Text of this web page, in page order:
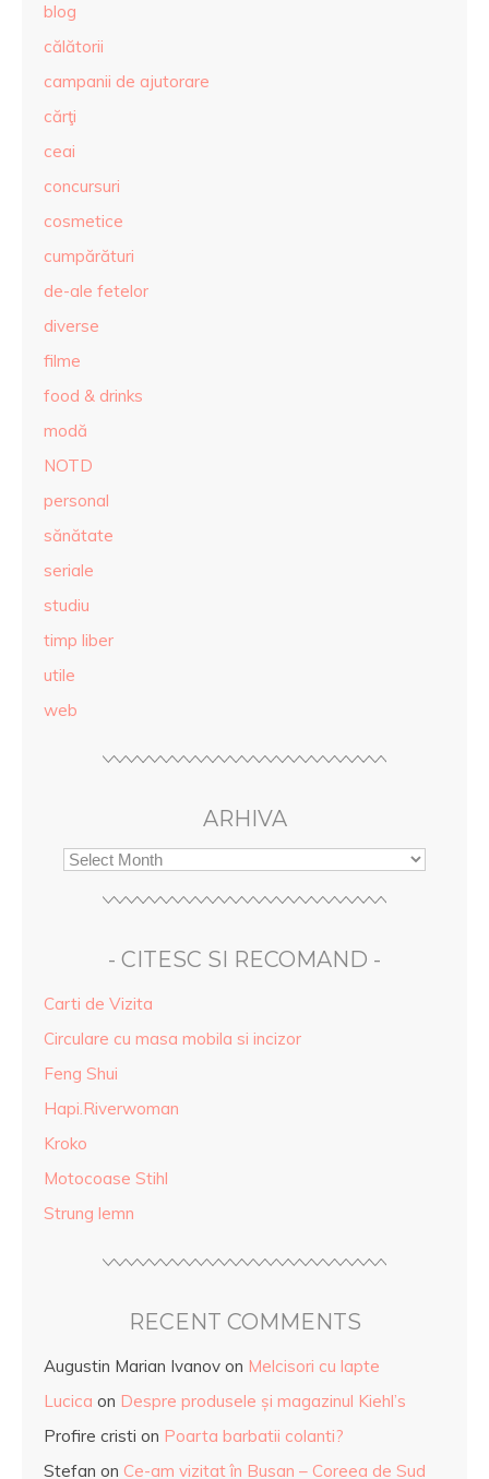
blog
călătorii
campanii de ajutorare
cărţi
ceai
concursuri
cosmetice
cumpărături
de-ale fetelor
diverse
filme
food & drinks
modă
NOTD
personal
sănătate
seriale
studiu
timp liber
utile
web
ARHIVA
- CITESC SI RECOMAND -
Carti de Vizita
Circulare cu masa mobila si incizor
Feng Shui
Hapi.Riverwoman
Kroko
Motocoase Stihl
Strung lemn
RECENT COMMENTS
Augustin Marian Ivanov on Melcisori cu lapte
Lucica on Despre produsele și magazinul Kiehl’s
Profire cristi on Poarta barbatii colanti?
Stefan on Ce-am vizitat în Busan – Coreea de Sud